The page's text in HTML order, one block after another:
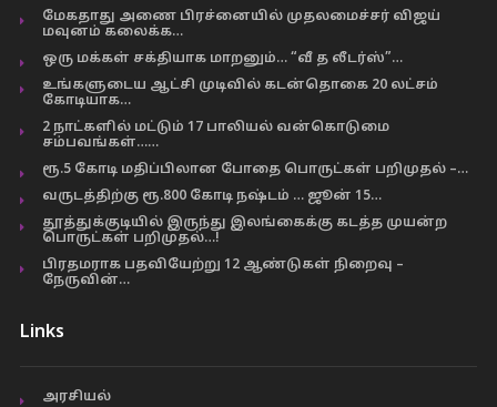
மேகதாது அணை பிரச்னையில் முதலமைச்சர் விஜய்
மவுனம் கலைக்க…
ஒரு மக்கள் சக்தியாக மாறனும்… “வீ த லீடர்ஸ்”…
உங்களுடைய ஆட்சி முடிவில் கடன்தொகை 20 லட்சம்
கோடியாக…
2 நாட்களில் மட்டும் 17 பாலியல் வன்கொடுமை
சம்பவங்கள்……
ரூ.5 கோடி மதிப்பிலான போதை பொருட்கள் பறிமுதல் –…
வருடத்திற்கு ரூ.800 கோடி நஷ்டம் … ஜூன் 15…
தூத்துக்குடியில் இருந்து இலங்கைக்கு கடத்த முயன்ற
பொருட்கள் பறிமுதல்…!
பிரதமராக பதவியேற்று 12 ஆண்டுகள் நிறைவு –
நேருவின்…
Links
அரசியல்